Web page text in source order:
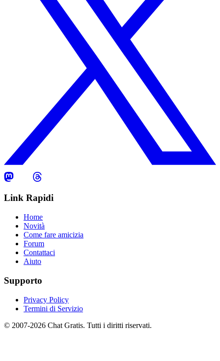
Link Rapidi
Home
Novità
Come fare amicizia
Forum
Contattaci
Aiuto
Supporto
Privacy Policy
Termini di Servizio
© 2007-2026 Chat Gratis. Tutti i diritti riservati.